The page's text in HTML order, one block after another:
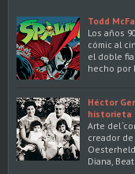
Todd
Los años
cómic al
el doble
hecho por
Héctor
historieta
Arte del
creador
Diana,